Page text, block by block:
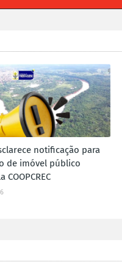
notificação para
de imóvel público